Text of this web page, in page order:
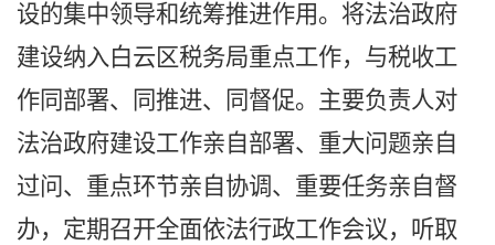
设的集中领导和统筹推进作用。将法治政府
建设纳入白云区税务局重点工作，与税收工
作同部署、同推进、同督促。主要负责人对
法治政府建设工作亲自部署、重大问题亲自
过问、重点环节亲自协调、重要任务亲自督
办，定期召开全面依法行政工作会议，听取